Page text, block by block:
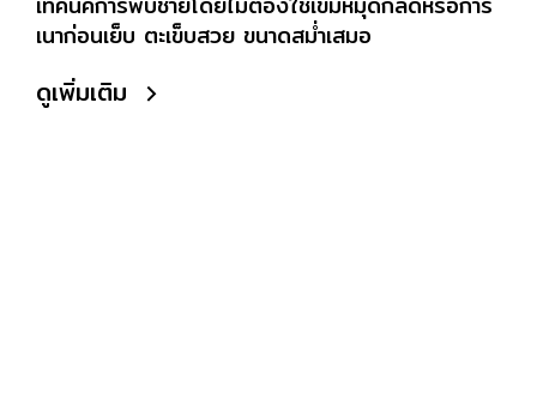
เนาก่อนเย็บ ตะเข็บสวย ขนาดสม่ำเสมอ
ดูเพิ่มเติม